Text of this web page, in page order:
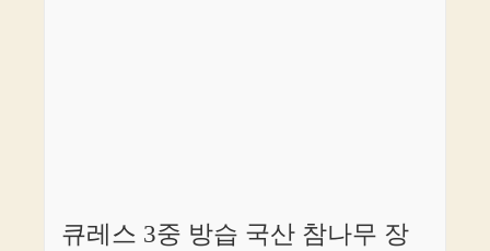
큐레스 3중 방습 국산 참나무 장